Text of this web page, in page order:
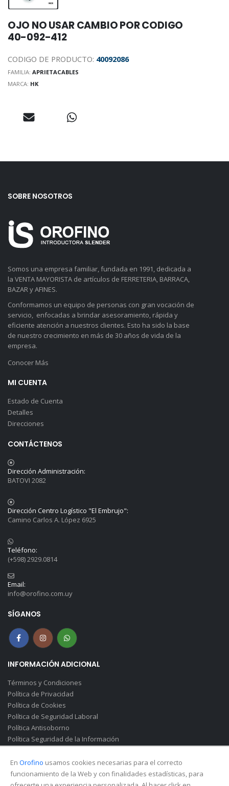
OJO NO USAR CAMBIO POR CODIGO
40-092-412
CODIGO DE PRODUCTO: 40092086
FAMILIA: APRIETACABLES
MARCA: HK
SOBRE NOSOTROS
Somos una empresa familiar, fundada en 1991, dedicada a
la VENTA MAYORISTA de artículos de FERRETERIA, BARRACA,
BAZAR y AFINES.
Conformamos un equipo de personas con gran vocación de
servicio, enfocadas a brindar asesoramiento, rápida y
eficiente atención a nuestros clientes. Esto ha sido la base
de nuestro crecimiento en más de 30 años de vida de la
empresa.
Conocer Más
MI CUENTA
Estado de Cuenta
Detalles
Direcciones
CONTÁCTENOS
Dirección Administración:
BATOVI 2082
Dirección Centro Logístico "El Embrujo":
Camino Carlos A. López 6925
Teléfono:
(+598) 2929.0814
Email:
info@orofino.com.uy
SÍGANOS
INFORMACIÓN ADICIONAL
Términos y Condiciones
Política de Privacidad
Política de Cookies
Política de Seguridad Laboral
Política Antisoborno
Política Seguridad de la Información
En Orofino usamos cookies necesarias para el correcto
funcionamiento de la Web y con finalidades estadísticas, para